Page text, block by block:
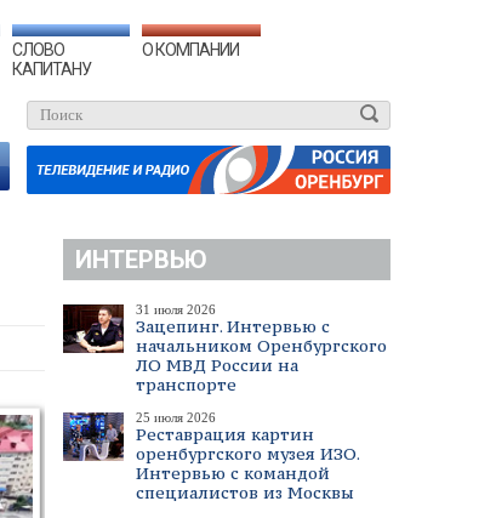
СЛОВО
КАПИТАНУ
О КОМПАНИИ
ИНТЕРВЬЮ
31 июля 2026
Зацепинг. Интервью с
начальником Оренбургского
ЛО МВД России на
транспорте
25 июля 2026
Реставрация картин
оренбургского музея ИЗО.
Интервью с командой
специалистов из Москвы